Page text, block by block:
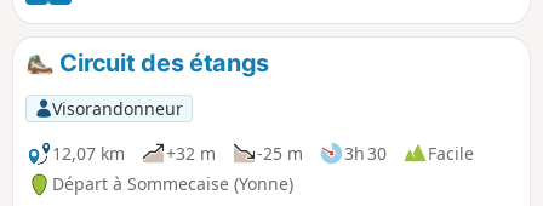
Circuit des étangs
Visorandonneur
12,07 km
+32 m -25 m 3h 30
Facile
Départ à Sommecaise (Yonne)